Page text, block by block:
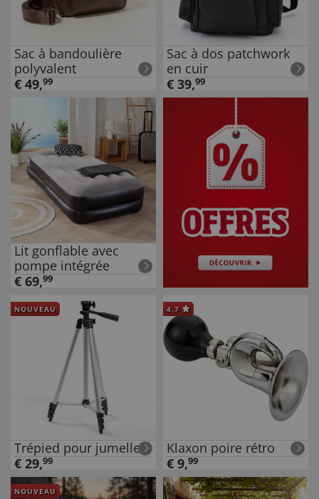
Sac à bandoulière
polyvalent
€ 49,99
Sac à dos patchwork
en cuir
€ 39,99
Lit gonflable avec
pompe intégrée
€ 69,99
NOUVEAU
Trépied pour jumelles
€ 29,99
4.7
Klaxon poire rétro
€ 9,99
NOUVEAU